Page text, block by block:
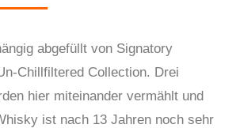
abgefüllt von Signatory
Chillfiltered Collection. Drei
hier miteinander vermählt und
ist nach 13 Jahren noch sehr